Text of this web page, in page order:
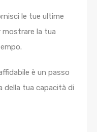
le tue ultime
mostrare la tua
è un passo
della tua capacità di